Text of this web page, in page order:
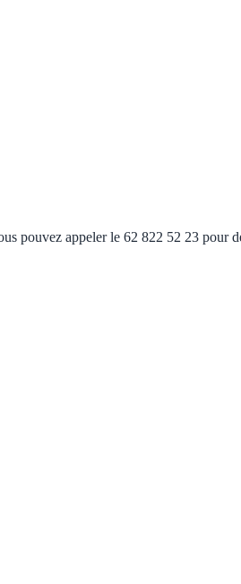
pouvez appeler le 62 822 52 23 pour